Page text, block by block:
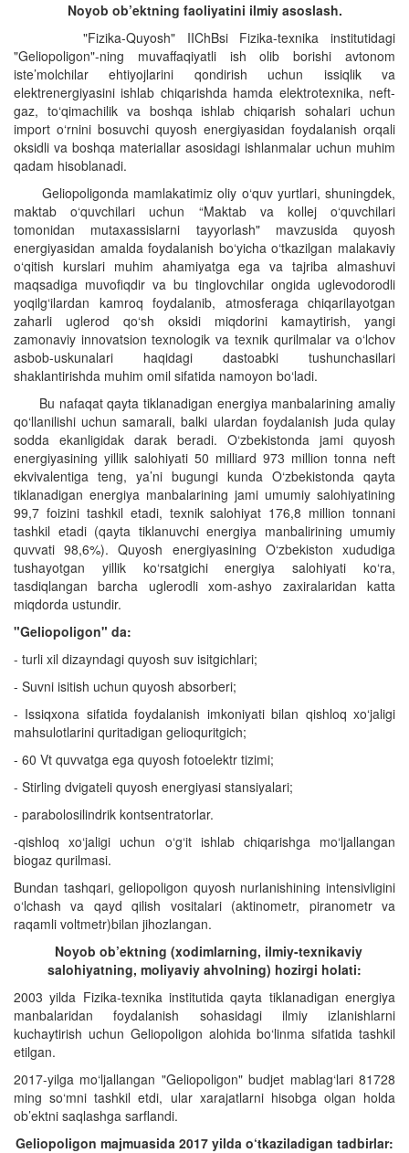
Noyob ob’ektning faoliyatini ilmiy asoslash.
"Fizika-Quyosh" IIChBsi Fizika-texnika institutidagi
"Geliopoligon"-ning muvaffaqiyatli ish olib borishi avtonom
iste’molchilar ehtiyojlarini qondirish uchun issiqlik va
elektrenergiyasini ishlab chiqarishda hamda elektrotexnika, neft-
gaz, to‘qimachilik va boshqa ishlab chiqarish sohalari uchun
import o‘rnini bosuvchi quyosh energiyasidan foydalanish orqali
oksidli va boshqa materiallar asosidagi ishlanmalar uchun muhim
qadam hisoblanadi.
Geliopoligonda mamlakatimiz oliy o‘quv yurtlari, shuningdek,
maktab o‘quvchilari uchun “Maktab va kollej o‘quvchilari
tomonidan mutaxassislarni tayyorlash" mavzusida quyosh
energiyasidan amalda foydalanish bo‘yicha o‘tkazilgan malakaviy
o‘qitish kurslari muhim ahamiyatga ega va tajriba almashuvi
maqsadiga muvofiqdir va bu tinglovchilar ongida uglevodorodli
yoqilg‘ilardan kamroq foydalanib, atmosferaga chiqarilayotgan
zaharli uglerod qo‘sh oksidi miqdorini kamaytirish, yangi
zamonaviy innovatsion texnologik va texnik qurilmalar va o‘lchov
asbob-uskunalari haqidagi dastoabki tushunchasilari
shaklantirishda muhim omil sifatida namoyon bo‘ladi.
Bu nafaqat qayta tiklanadigan energiya manbalarining amaliy
qo‘llanilishi uchun samarali, balki ulardan foydalanish juda qulay
sodda ekanligidak darak beradi. O‘zbekistonda jami quyosh
energiyasining yillik salohiyati 50 milliard 973 million tonna neft
ekvivalentiga teng, ya’ni bugungi kunda O‘zbekistonda qayta
tiklanadigan energiya manbalarining jami umumiy salohiyatining
99,7 foizini tashkil etadi, texnik salohiyat 176,8 million tonnani
tashkil etadi (qayta tiklanuvchi energiya manbalirining umumiy
quvvati 98,6%). Quyosh energiyasining O‘zbekiston xududiga
tushayotgan yillik ko‘rsatgichi energiya salohiyati ko‘ra,
tasdiqlangan barcha uglerodli xom-ashyo zaxiralaridan katta
miqdorda ustundir.
"Geliopoligon" da:
- turli xil dizayndagi quyosh suv isitgichlari;
- Suvni isitish uchun quyosh absorberi;
- Issiqxona sifatida foydalanish imkoniyati bilan qishloq xo‘jaligi
mahsulotlarini quritadigan gelioquritgich;
- 60 Vt quvvatga ega quyosh fotoelektr tizimi;
- Stirling dvigateli quyosh energiyasi stansiyalari;
- parabolosilindrik kontsentratorlar.
-qishloq xo‘jaligi uchun o‘g‘it ishlab chiqarishga mo‘ljallangan
biogaz qurilmasi.
Bundan tashqari, geliopoligon quyosh nurlanishining intensivligini
o‘lchash va qayd qilish vositalari (aktinometr, piranometr va
raqamli voltmetr)bilan jihozlangan.
Noyob ob’ektning (xodimlarning, ilmiy-texnikaviy
salohiyatning, moliyaviy ahvolning) hozirgi holati:
2003 yilda Fizika-texnika institutida qayta tiklanadigan energiya
manbalaridan foydalanish sohasidagi ilmiy izlanishlarni
kuchaytirish uchun Geliopoligon alohida bo‘linma sifatida tashkil
etilgan.
2017-yilga mo‘ljallangan "Geliopoligon" budjet mablag‘lari 81728
ming so‘mni tashkil etdi, ular xarajatlarni hisobga olgan holda
ob’ektni saqlashga sarflandi.
Geliopoligon majmuasida 2017 yilda o‘tkaziladigan tadbirlar: